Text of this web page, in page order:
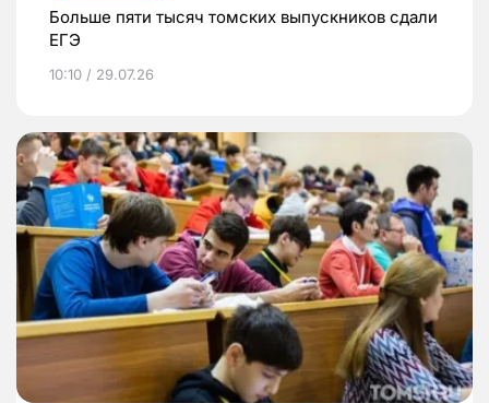
Больше пяти тысяч томских выпускников сдали
ЕГЭ
10:10 / 29.07.26